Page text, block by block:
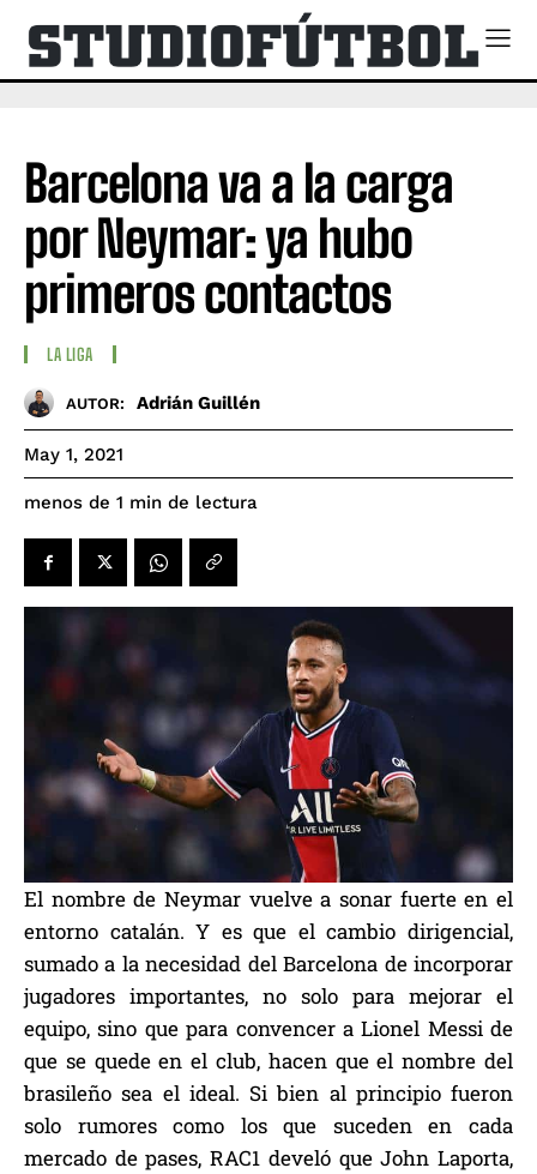
Barcelona va a la carga
por Neymar: ya hubo
primeros contactos
LA LIGA
AUTOR: Adrián Guillén
May 1, 2021
menos de 1 min de lectura
El nombre de Neymar vuelve a sonar fuerte en el
entorno catalán. Y es que el cambio dirigencial,
sumado a la necesidad del Barcelona de incorporar
jugadores importantes, no solo para mejorar el
equipo, sino que para convencer a Lionel Messi de
que se quede en el club, hacen que el nombre del
brasileño sea el ideal. Si bien al principio fueron
solo rumores como los que suceden en cada
mercado de pases, RAC1 develó que John Laporta,